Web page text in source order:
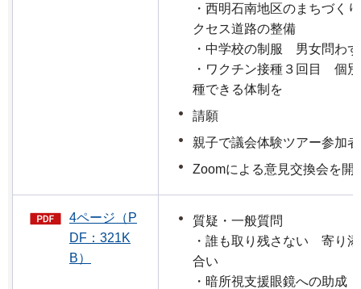
・西明石南地区のまちづ
クセス道路の整備
・中学校の制服 男女問わ
・ワクチン接種３回目 個
種できる体制を
請願
親子で議会体験ツアー参加
Zoomによる意見交換会を開
4ページ（P
DF：321K
B）
質疑・一般質問
・誰も取り残さない 寄り
合い
・暗所視支援眼鏡への助成